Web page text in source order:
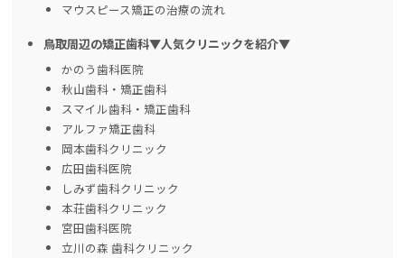
マウスピース矯正の治療の流れ
鳥取周辺の矯正歯科▼人気クリニックを紹介▼
かのう歯科医院
秋山歯科・矯正歯科
スマイル歯科・矯正歯科
アルファ矯正歯科
岡本歯科クリニック
広田歯科医院
しみず歯科クリニック
本荘歯科クリニック
宮田歯科医院
立川の森 歯科クリニック